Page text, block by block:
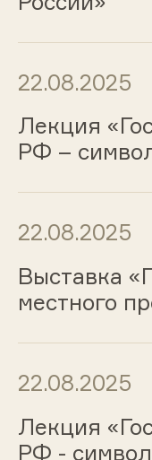
22.08.2025
Лекция
РФ –
22.08.2025
Выставка
местного
22.08.2025
Лекция
РФ -